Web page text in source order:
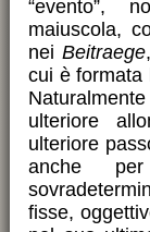
“evento”,
maiuscola,
nei Beitraege
cui è formata
ulteriore
ulteriore
anche
fisse,